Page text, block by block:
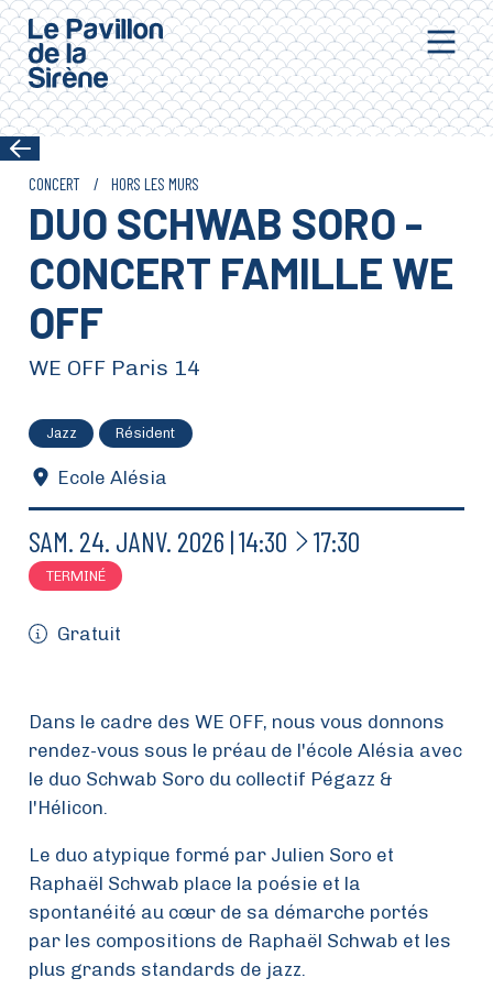
Aller au contenu principal
CONCERT / HORS LES MURS
DUO SCHWAB SORO -
CONCERT FAMILLE WE
OFF
WE OFF Paris 14
Jazz Résident
Ecole Alésia
SAM. 24. JANV. 2026 14:30 À17:30
TERMINÉ
Gratuit
Dans le cadre des WE OFF, nous vous donnons
rendez-vous sous le préau de l'école Alésia avec
le duo Schwab Soro du collectif Pégazz &
l'Hélicon.
Le duo atypique formé par Julien Soro et
Raphaël Schwab place la poésie et la
spontanéité au cœur de sa démarche portés
par les compositions de Raphaël Schwab et les
plus grands standards de jazz.